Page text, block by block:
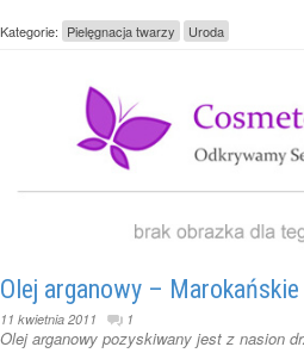
Kategorie: Pielęgnacja twarzy Uroda
Olej arganowy – Marokańskie
11 kwietnia 2011 1
Olej arganowy pozyskiwany jest z nasion